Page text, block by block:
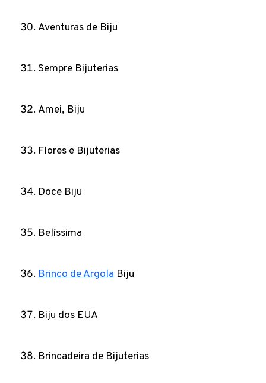
Aventuras de Biju
Sempre Bijuterias
Amei, Biju
Flores e Bijuterias
Doce Biju
Belíssima
Brinco de Argola Biju
Biju dos EUA
Brincadeira de Bijuterias